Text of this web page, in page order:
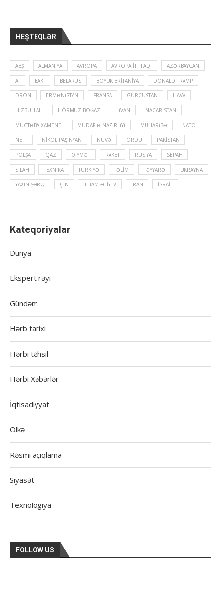
HEŞTEQLƏR
ABŞ ALMANIYA AVROPA AVROPA İTTIFAQI AZƏRBAYCAN
Aİ BAKI BELARUS BÖYÜK BRITANIYA DONALD TRAMP
DRON ERMƏNISTAN FRANSA GÜRCÜSTAN HAVA
HIZBULLAH HÖRMÜZ BOĞAZI LIVAN MACARISTAN
MÜCTƏBA XAMENEI MÜDAFIƏ NAZIRLIYI MÜHARIBƏ NATO
NEFT NIKOL PAŞINYAN NÜVƏ ORDU PAKISTAN
POLŞA QAZ QIYMƏT RAKET RUSIYA SEPAH
SILAH TEXNIKA TÜRKIYƏ TƏLIM TƏYYARƏ UKRAYNA
YAXIN ŞƏRQ ÇIN İLHAM ƏLIYEV İRAN İSRAIL
Kateqoriyalar
Dünya
Ekspert rəyi
Gündəm
Hərb tarixi
Hərbi təhsil
Hərbi Xəbərlər
İqtisadiyyat
Ölkə
Rəsmi açıqlama
Siyasət
Texnologiya
FOLLOW US